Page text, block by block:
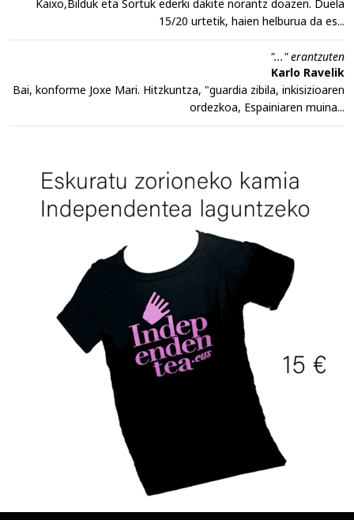
Kaixo,Bilduk eta Sortuk ederki dakite norantz doazen. Duela
15/20 urtetik, haien helburua da es...
"..." erantzuten
Karlo Ravelik
Bai, konforme Joxe Mari. Hitzkuntza, "guardia zibila, inkisizioaren
ordezkoa, Espainiaren muina...